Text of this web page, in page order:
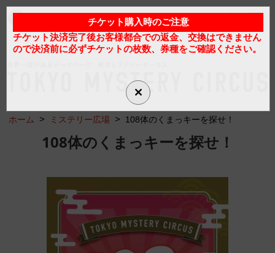
日/ENG
カートは空です
トップページ トピックス
アクセス
よくある質問
ホーム > ミステリー広場 > 108体のくまっキーを探せ！
108体のくまっキーを探せ！
チケット購入時のご注意
チケット決済完了後お客様都合での返金、交換はできません
ので決済前に必ずチケットの枚数、券種をご確認ください。